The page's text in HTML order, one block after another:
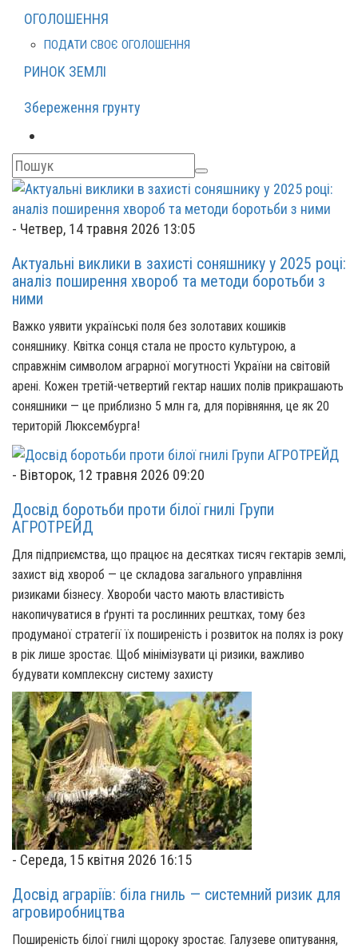
ОГОЛОШЕННЯ
ПОДАТИ СВОЄ ОГОЛОШЕННЯ
РИНОК ЗЕМЛІ
Збереження грунту
- Четвер, 14 травня 2026 13:05
Актуальні виклики в захисті соняшнику у 2025 році:
аналіз поширення хвороб та методи боротьби з
ними
Важко уявити українські поля без золотавих кошиків
соняшнику. Квітка сонця стала не просто культурою, а
справжнім символом аграрної могутності України на світовій
арені. Кожен третій-четвертий гектар наших полів прикрашають
соняшники — це приблизно 5 млн га, для порівняння, це як 20
територій Люксембурга!
- Вівторок, 12 травня 2026 09:20
Досвід боротьби проти білої гнилі Групи
АГРОТРЕЙД
Для підприємства, що працює на десятках тисяч гектарів землі,
захист від хвороб — це складова загального управління
ризиками бізнесу. Хвороби часто мають властивість
накопичуватися в ґрунті та рослинних рештках, тому без
продуманої стратегії їх поширеність і розвиток на полях із року
в рік лише зростає. Щоб мінімізувати ці ризики, важливо
будувати комплексну систему захисту
- Середа, 15 квітня 2026 16:15
Досвід аграріїв: біла гниль — системний ризик для
агровиробництва
Поширеність білої гнилі щороку зростає. Галузеве опитування,